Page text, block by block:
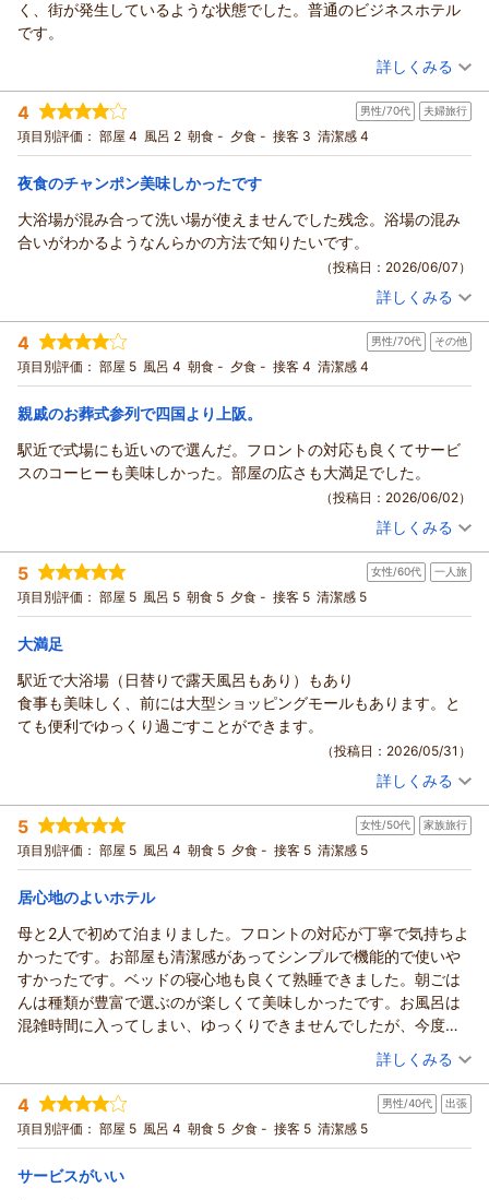
よりお待ち申し上げております。
ホテラベストグランデ高槻フロント担当
（返信日：2026/07/20）
がとうございます。
お部屋の仕様に関しまして、前回に引き続きご不便をおかけし
てしまい、誠に申し訳ございません。和洋室の入り口やコンセ
ントの位置など、せっかくのリピートにもかかわらず、改善が
見られなかった点につきまして、心苦しく感じております。
「鏡が別にあれば」という貴重なご提案は、今後のサービス向
上のための重要な課題として、すぐに社内で共有させていただ
きます。
をいただき、大変感激しております。お客様からいただいた
「気分良く過ごせた」というお言葉が、私たち従業員にとって
また笑顔でお会いできる日を、スタッフ一同、心よりお待ち申
ホテルアベストグランデ高槻 フロント 岸野
（返信日：2026/07/11）
く、街が発生しているような状態でした。普通のビジネスホテル
です。
（投稿日：2026/06/08）
宿泊時期： 2026年06月宿泊 (出張)
投稿者： やませさん
宿泊プラン： 【お得な２０％ＯＦＦ！】みんなうれしいハッピープライスプ
ラン！☆素泊まり
ダブル 食事なし
宿泊価格帯： 15,001～16,000円(大人一人あたり/税込)
ホテルアベストグランデ高槻 なごみの湯からの返信
ご投稿者様
この度は当ホテルをご利用いただき、誠にありがとうございま
また、お忙しい中、貴重なご意見をお寄せいただきましたこ
と、重ねて御礼申し上げます。
外出の際のお見送りに関しまして、お客様に気まずい思いをさ
せてしまい、大変失礼いたしました。
おもてなしの気持ちから行っていたことではございますが、お
フの立ち振る舞いについて改めて見直しを行ってまいります。
大浴場のご利用につきましても、露天風呂を楽しみにしておら
れた中、残念な思いをさせてしまい、心よりお詫び申し上げま
男女入れ替え制による設備の差異について、より分かりやすく
事前にお伝えできるよう、ご案内方法を改善してまいる所存で
す。
また、洗い場の混雑によりご不便をおかけした点についても、
重ねてお詫び申し上げます。
ける環境づくりに努めてまいります。
頂戴したご意見を真摯に受け止め、より快適にご滞在いただけ
るホテルを目指し、サービス向上に邁進してまいります。
勝手なお願いではございますが、また挽回の機会をいただけま
お客様のまたのご来館を、スタッフ一同心よりお待ち申し上げ
ております。
ホテラベストグランデ高槻 フロント上山
（返信日：2026/06/11）
詳しくみる
4 男性/70代 夫婦旅行
項目別評価： 部屋 4 風呂 2 朝食 - 夕食 - 接客 3 清潔感 4
夜食のチャンポン美味しかったです
大浴場が混み合って洗い場が使えませんでした残念。浴場の混み
合いがわかるようなんらかの方法で知りたいです。
（投稿日：2026/06/07）
投稿者： ひろじいさん(男性/70代)
宿泊プラン： 【じゃらんのお得な10日間】じゃらんだけの期間限定のお得プ
ラン！ ☆素泊まり
ツイン 食事なし
宿泊価格帯： 10,001～11,000円(大人一人あたり/税込)
この度はホテルアベストグランデ高槻をご利用いただき、誠に
ありがとうございます。
初夏の訪れを感じる季節となりましたが、せっかくご滞在のひ
とときに大浴場でゆっくりお寛ぎいただこうとされたにもかか
わらず、洗い場の混雑によりご不便をおかけし、誠に申し訳ご
ざいませんでした。
大浴場の混雑状況につきましては、多くのお客様からもご関心
をお寄せいただいており、お客様からいただきました貴重なご
意見は、今後のサービス向上やご案内方法の改善を検討する上
これから暑さも増してまいりますので、ご滞在中はより快適に
お過ごしいただける環境づくりに努めてまいります。お忙しい
中ご投稿をお寄せいただき、ありがとうございました。
また高槻へお越しの際は、ホテルアベストグランデ高槻をご利
ホテルアベストグランデ高槻
フロント 岡本
（返信日：2026/06/10）
詳しくみる
4 男性/70代 その他
項目別評価： 部屋 5 風呂 4 朝食 - 夕食 - 接客 4 清潔感 4
親戚のお葬式参列で四国より上阪。
駅近で式場にも近いので選んだ。フロントの対応も良くてサービ
スのコーヒーも美味しかった。部屋の広さも大満足でした。
（投稿日：2026/06/02）
投稿者： クロチャンさん(男性/70代)
宿泊プラン： 【ポイント10％】今ならオトク！ポイント10％が貯まる！キャ
ンペーンプラン♪☆素泊まり
シングル 食事なし
宿泊価格帯： 11,001～12,000円(大人一人あたり/税込)
この度は当ホテルをご利用いただき、誠にありがとうございま
す。
駅や式場へのアクセスの良さが、お客様のご移動のお役に立て
また、フロントスタッフの対応や無料のコーヒーサービスにつ
きましても
温かいお言葉をいただき、私共にとって大きな励みとなりま
す。
お部屋の広さについてもご満足いただけた様子が伺え、何より
でございます。
てまいります。
またお近くにお越しの際は、ぜひ当ホテルをご利用くださいま
せ。
お客様のまたのご来館を、スタッフ一同心よりお待ち申し上げ
ております。
（返信日：2026/06/03）
詳しくみる
5 女性/60代 一人旅
項目別評価： 部屋 5 風呂 5 朝食 5 夕食 - 接客 5 清潔感 5
大満足
駅近で大浴場（日替りで露天風呂もあり）もあり
食事も美味しく、前には大型ショッピングモールもあります。と
ても便利でゆっくり過ごすことができます。
（投稿日：2026/05/31）
投稿者： チャーランさん(女性/60代)
宿泊プラン： 【じゃらんスペシャルウィーク】是非ご試泊を！大浴場＆サウ
ナも有★朝食付き
ダブル 朝のみ
宿泊価格帯： 15,001～16,000円(大人一人あたり/税込)
ご投稿者様
この度は当ホテルをご利用いただき、誠にありがとうございま
す。
駅からのアクセスや自慢の大浴場、そしてお食事についてもお
褒めの言葉をいただき、大変嬉しく拝読いたしました。
ホテルの目の前には大型ショッピングモールもあり、お買い物
や観光の拠点として便利にお過ごしいただけたようで何よりで
ございます。
露天風呂は日替わりでのご案内となっておりますので、ぜひま
た、日々の疲れを癒やしに足をお運びいただければ幸いです。
お客様のまたのお越しを、スタッフ一同心よりお待ち申し上げ
詳しくみる
5 女性/50代 家族旅行
項目別評価： 部屋 5 風呂 4 朝食 5 夕食 - 接客 5 清潔感 5
居心地のよいホテル
母と2人で初めて泊まりました。フロントの対応が丁寧で気持ちよ
かったです。お部屋も清潔感があってシンプルで機能的で使いや
すかったです。ベッドの寝心地も良くて熟睡できました。朝ごは
んは種類が豊富で選ぶのが楽しくて美味しかったです。お風呂は
混雑時間に入ってしまい、ゆっくりできませんでしたが、今度は
時間をずらしてゆっくりと入りたいです。チェックアウトでは入
り口でお見送りしてくれました。また泊まりたいと思いました。
（投稿日：2026/05/30）
宿泊時期： 2026年05月宿泊 (家族旅行)
投稿者： ちーちゃんさん
宿泊プラン： 【チェーンホテル特集】【冬厳選】じゃらんだけの期間限定の
お得プラン！ ★朝食付き
ツイン 朝のみ
宿泊価格帯： 11,001～12,000円(大人一人あたり/税込)
詳しくみる
4 男性/40代 出張
項目別評価： 部屋 5 風呂 4 朝食 5 夕食 - 接客 5 清潔感 5
サービスがいい